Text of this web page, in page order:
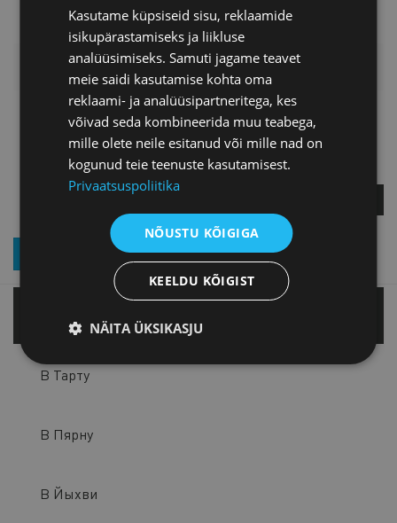
LISAINFO
Lea Aasamaa
Nõunik / Enterprise Europe
Networki koordinaator
ПОДПИСКА НА РАССЫЛКУ НОВОСТЕЙ
В Тарту
В Пярну
В Йыхви
Kasutame küpsiseid sisu, reklaamide
isikupärastamiseks ja liikluse
analüüsimiseks. Samuti jagame teavet
meie saidi kasutamise kohta oma
reklaami- ja analüüsipartneritega, kes
võivad seda kombineerida muu teabega,
mille olete neile esitanud või mille nad on
kogunud teie teenuste kasutamisest.
Privaatsuspoliitika
NÕUSTU KÕIGIGA
KEELDU KÕIGIST
NÄITA ÜKSIKASJU